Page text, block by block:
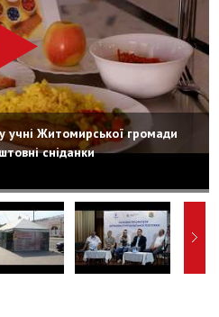
учні Житомирської громади
сніданки